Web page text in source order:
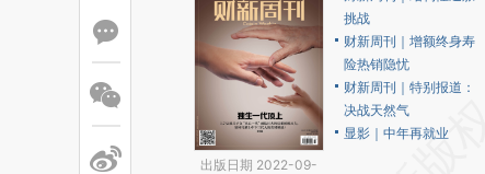
出版日期 2022-09-
挑战
财新周刊｜增额终身寿
险热销隐忧
财新周刊｜特别报道：
决战天然气
显影｜中年再就业